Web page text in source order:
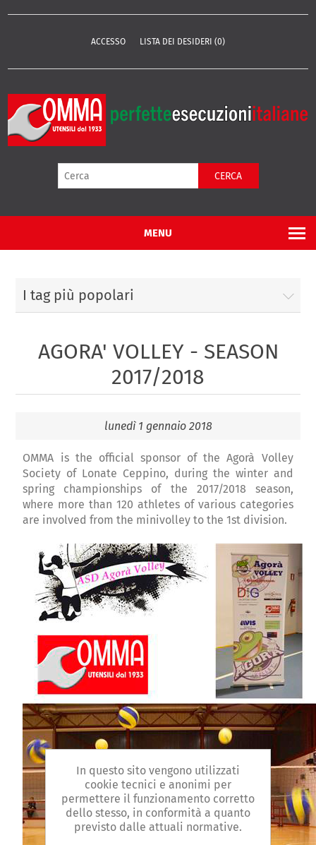
ACCESSO LISTA DEI DESIDERI (0)
CERCA
MENU
I tag più popolari
AGORA' VOLLEY - SEASON
2017/2018
lunedì 1 gennaio 2018
OMMA is the official sponsor of the Agorà Volley
Society of Lonate Ceppino, during the winter and
spring championships of the 2017/2018 season,
where more than 120 athletes of various categories
are involved from the minivolley to the 1st division.
In questo sito vengono utilizzati
cookie tecnici e anonimi per
permettere il funzionamento corretto
dello stesso, in conformità a quanto
previsto dalle attuali normative.